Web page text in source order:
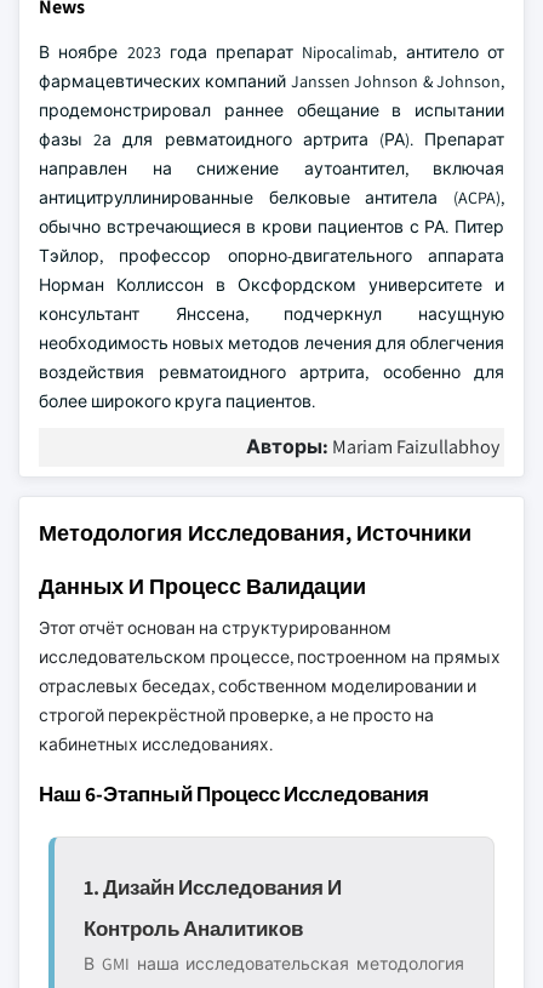
News
В ноябре 2023 года препарат Nipocalimab, антитело от
фармацевтических компаний Janssen Johnson & Johnson,
продемонстрировал раннее обещание в испытании
фазы 2а для ревматоидного артрита (РА). Препарат
направлен на снижение аутоантител, включая
антицитруллинированные белковые антитела (ACPA),
обычно встречающиеся в крови пациентов с РА. Питер
Тэйлор, профессор опорно-двигательного аппарата
Норман Коллиссон в Оксфордском университете и
консультант Янссена, подчеркнул насущную
необходимость новых методов лечения для облегчения
воздействия ревматоидного артрита, особенно для
более широкого круга пациентов.
Авторы: Mariam Faizullabhoy
Методология Исследования, Источники
Данных И Процесс Валидации
Этот отчёт основан на структурированном
исследовательском процессе, построенном на прямых
отраслевых беседах, собственном моделировании и
строгой перекрёстной проверке, а не просто на
кабинетных исследованиях.
Наш 6-Этапный Процесс Исследования
1. Дизайн Исследования И
Контроль Аналитиков
В GMI наша исследовательская методология